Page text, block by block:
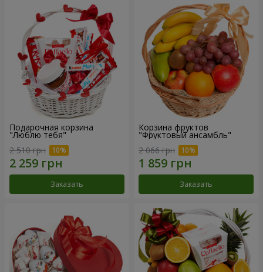
Подарочная корзина
"Люблю тебя"
2 510 грн
Заказать
Корзина фруктов
"Фруктовый ансамбль"
2 066 грн
Заказать